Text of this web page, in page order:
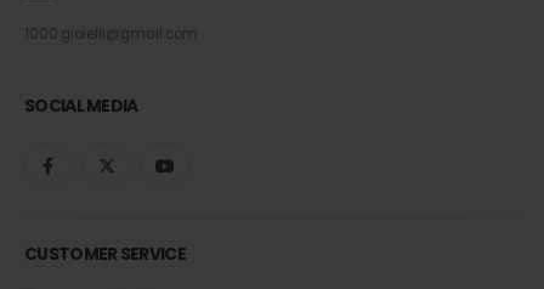
1000.gioielli@gmail.com
SOCIAL MEDIA
CUSTOMER SERVICE